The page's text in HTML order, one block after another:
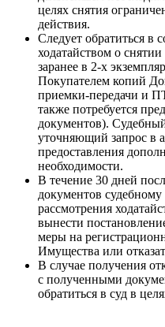
целях снятия
действия.
Следует обратиться
ходатайством о
заранее в 2-х
Покупателем копий
приемки-передачи и
также потребуется
документов).
уточняющий запрос в
предоставления
необходимости.
В течение 30 дней
документов судебному
рассмотрения
вынести
меры на
Имущества или
В случае получения
с полученными
обратиться в суд в